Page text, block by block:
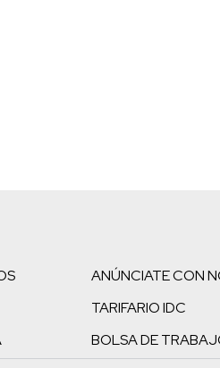
ANÚNCIATE CON
TARIFARIO IDC
BOLSA DE